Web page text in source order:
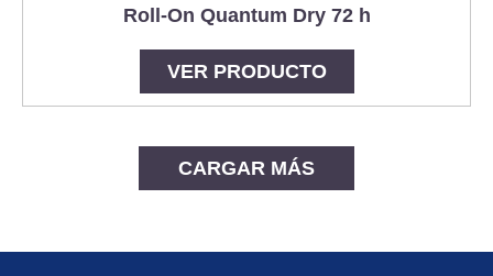
Roll-On Quantum Dry 72 h
VER PRODUCTO
CARGAR MÁS